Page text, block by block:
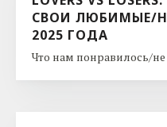
СВОИ ЛЮБИМЫЕ/
2025 ГОДА
Что нам понравилось/не